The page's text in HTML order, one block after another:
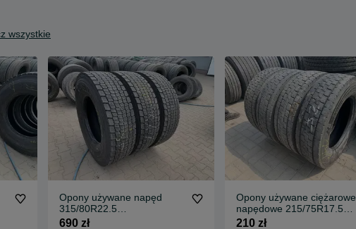
wszystkie
Opony używane napęd
315/80R22.5
CONTINENTAL HDW2
690 zł
Opony używane ciężarowe
napędowe 215/75R17.5
CONTINENTAL LDR1 7-
210 zł